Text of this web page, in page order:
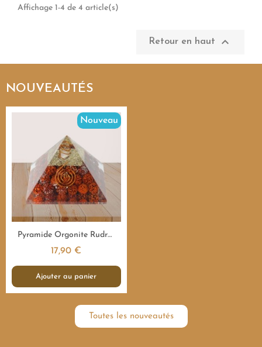
Affichage 1-4 de 4 article(s)
Retour en haut 
NOUVEAUTÉS
Aperçu rapide
Nouveau
Pyramide Orgonite Rudraksha Sacrée - 7,5 cm
17,90 €
Ajouter au panier
Toutes les nouveautés